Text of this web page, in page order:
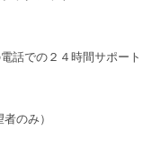
話での２４時間サポート
のみ）